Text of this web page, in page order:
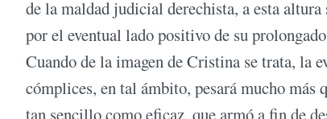
de la maldad judicial derechista, a esta altura
por el eventual lado positivo de su
Cuando de la imagen de Cristina se trata, la
cómplices, en tal ámbito, pesará mucho